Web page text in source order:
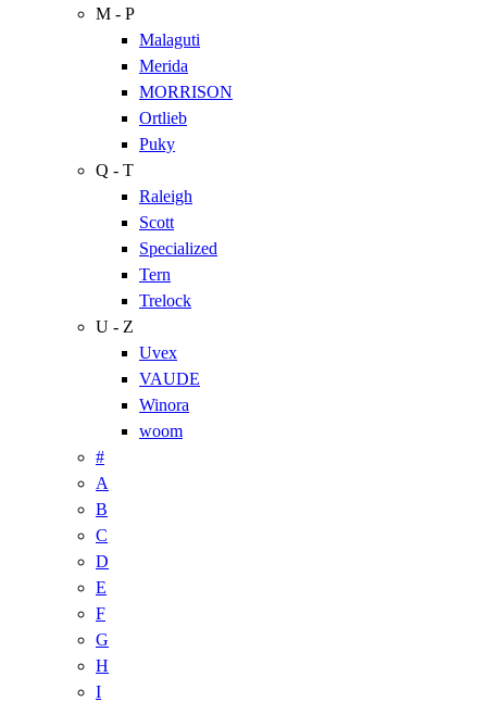
M - P
Malaguti
Merida
MORRISON
Ortlieb
Puky
Q - T
Raleigh
Scott
Specialized
Tern
Trelock
U - Z
Uvex
VAUDE
Winora
woom
#
A
B
C
D
E
F
G
H
I